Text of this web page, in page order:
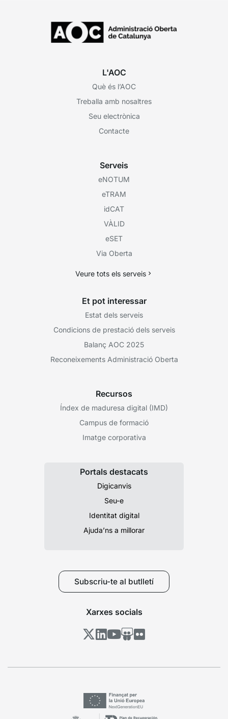
L'AOC
Què és l’AOC
Treballa amb nosaltres
Seu electrònica
Contacte
Serveis
eNOTUM
eTRAM
idCAT
VÀLID
eSET
Via Oberta
Veure tots els serveis
Et pot interessar
Estat dels serveis
Condicions de prestació dels serveis
Balanç AOC 2025
Reconeixements Administració Oberta
Recursos
Índex de maduresa digital (IMD)
Campus de formació
Imatge corporativa
Portals destacats
Digicanvis
Seu-e
Identitat digital
Ajuda’ns a millorar
Subscriu-te al butlletí
Xarxes socials